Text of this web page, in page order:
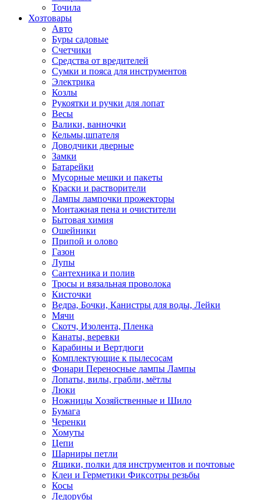
Точила
Хозтовары
Авто
Буры садовые
Счетчики
Средства от вредителей
Сумки и пояса для инструментов
Электрика
Козлы
Рукоятки и ручки для лопат
Весы
Валики, ванночки
Кельмы,шпателя
Доводчики дверные
Замки
Батарейки
Мусорные мешки и пакеты
Краски и растворители
Лампы лампочки прожекторы
Монтажная пена и очистители
Бытовая химия
Ошейники
Припой и олово
Газон
Лупы
Сантехника и полив
Тросы и вязальная проволока
Кисточки
Ведра, Бочки, Канистры для воды, Лейки
Мячи
Скотч, Изолента, Пленка
Канаты, веревки
Карабины и Вертдюги
Комплектующие к пылесосам
Фонари Переносные лампы Лампы
Лопаты, вилы, грабли, мётлы
Люки
Ножницы Хозяйственные и Шило
Бумага
Черенки
Хомуты
Цепи
Шарниры петли
Ящики, полки для инструментов и почтовые
Клеи и Герметики Фиксотры резьбы
Косы
Ледорубы